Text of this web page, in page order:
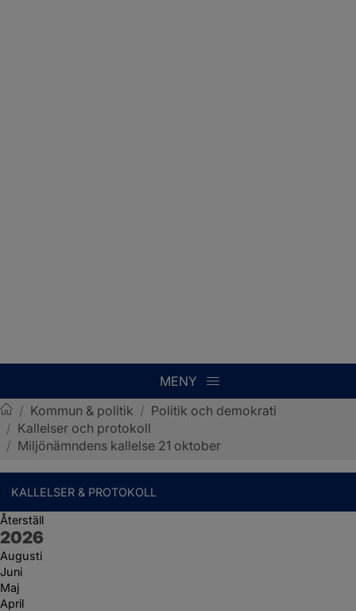
MENY
Sotenäs kommun
/ Kommun & politik / Politik och demokrati
/ Kallelser och protokoll
/ Miljönämndens kallelse 21 oktober
KALLELSER & PROTOKOLL
Återställ
År:
2026
Augusti
Juni
Maj
April